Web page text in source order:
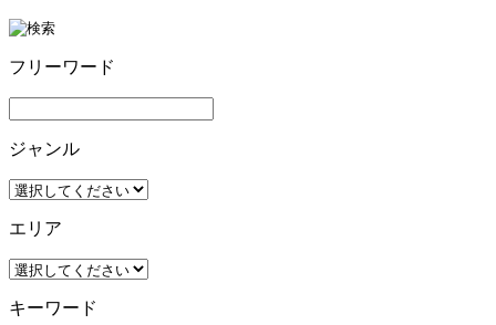
フリーワード
ジャンル
エリア
キーワード